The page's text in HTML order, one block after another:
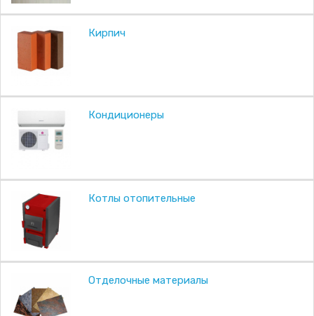
Кирпич
Кондиционеры
Котлы отопительные
Отделочные материалы